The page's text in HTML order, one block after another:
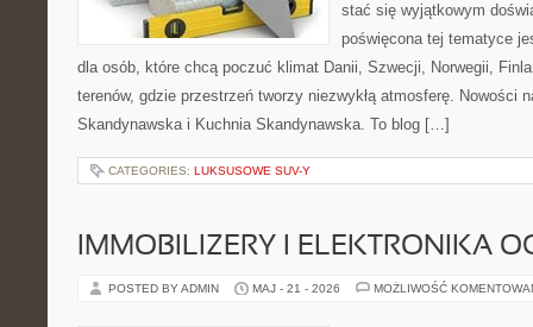
stać się wyjątkowym
poświęcona tej tematyce
dla osób, które chcą poczuć klimat Danii, Szwecji, Norwegii,
terenów, gdzie przestrzeń tworzy niezwykłą atmosferę. Nowości
Skandynawska i Kuchnia Skandynawska. To blog […]
CATEGORIES: LUKSUSOWE SUV-Y
IMMOBILIZERY I ELEKTRONIKA
POSTED BY ADMIN MAJ - 21 - 2026 MOŻLIWOŚĆ